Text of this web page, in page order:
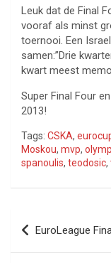
Leuk dat de Final
vooraf als minst
toernooi. Een
samen:”Drie
kwart meest
Super Final Four
2013!
Tags: CSKA,
Moskou, mvp,
spanoulis, teodosic,
Bericht
navigatie
EuroLeague